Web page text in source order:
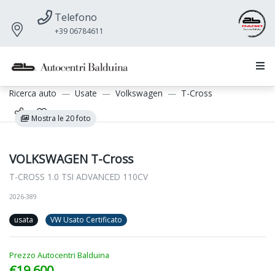
Telefono
+39 06784611
Ricerca auto Usate Volkswagen T-Cross
Mostra le 20 foto
VOLKSWAGEN T-Cross
T-CROSS 1.0 TSI ADVANCED 110CV
2026-389
usata VW Usato Certificato
Prezzo Autocentri Balduina